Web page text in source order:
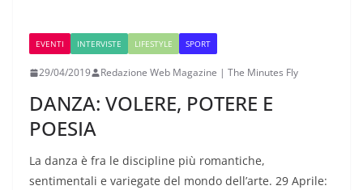
EVENTI INTERVISTE LIFESTYLE SPORT
29/04/2019 Redazione Web Magazine | The Minutes Fly
DANZA: VOLERE, POTERE E
POESIA
La danza è fra le discipline più romantiche,
sentimentali e variegate del mondo dell’arte. 29 Aprile: